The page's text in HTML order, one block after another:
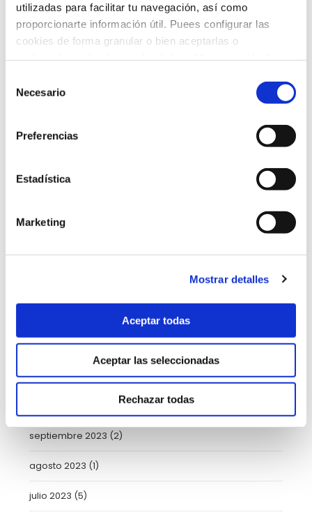
utilizadas para facilitar tu navegación, así como
proporcionarte información útil. Puees configurar las
cookies de forma granular o bien aceptarlas o
política de cookies
Necesario
Preferencias
Estadística
Marketing
Mostrar detalles
Aceptar todas
Aceptar las seleccionadas
Rechazar todas
febrero 2025
enero 2025(5)
octubre 2024
julio 2024
mayo 2024(6)
enero 2024(2)
noviembre 2023(1)
septiembre 2023 (2)
agosto 2023 (1)
julio 2023 (5)